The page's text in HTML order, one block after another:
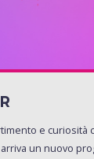
e curiosità
un nuovo